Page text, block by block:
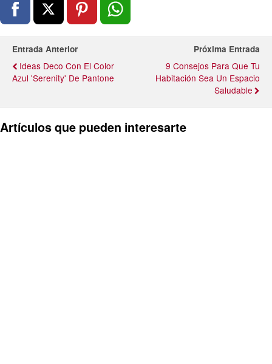
Entrada Anterior
Ideas Deco Con El Color
Azul 'Serenity' De Pantone
Próxima Entrada
9 Consejos Para Que Tu
Habitación Sea Un Espacio
Saludable
Artículos que pueden interesarte